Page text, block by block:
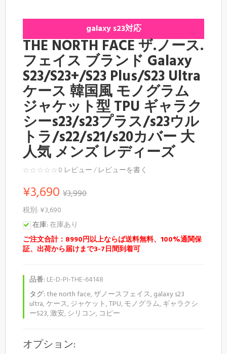
galaxy s23対応
THE NORTH FACE ザ.ノース.
フェイス ブランド Galaxy
S23/S23+/S23 Plus/S23 Ultra
ケース 韓国風 モノグラム
ジャケット型 TPU ギャラク
シーs23/s23プラス/s23ウル
トラ/s22/s21/s20カバー 大
人気 メンズ レディーズ
0 レビュー/レビューを書く
¥3,690 ¥3,990
税別: ¥3,690
在庫:在庫あり
ご注文合計：8990円以上ならば送料無料、100%通関保
証、出荷から届けまで3-7日間到着可
品番: LE-D-PI-THE-64148
タグ:the north face,ザノースフェイス,galaxy s23
ultra,ケース, ジャケット,TPU,モノグラム,ギャラクシ
ーS23,激安, シリコン, コピー
オプション: